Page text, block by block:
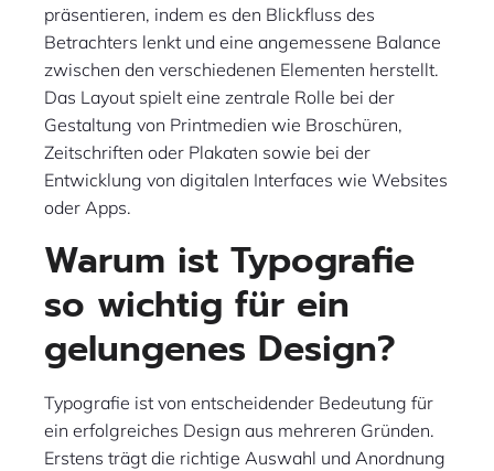
präsentieren, indem es den Blickfluss des
Betrachters lenkt und eine angemessene Balance
zwischen den verschiedenen Elementen herstellt.
Das Layout spielt eine zentrale Rolle bei der
Gestaltung von Printmedien wie Broschüren,
Zeitschriften oder Plakaten sowie bei der
Entwicklung von digitalen Interfaces wie Websites
oder Apps.
Warum ist Typografie
so wichtig für ein
gelungenes Design?
Typografie ist von entscheidender Bedeutung für
ein erfolgreiches Design aus mehreren Gründen.
Erstens trägt die richtige Auswahl und Anordnung